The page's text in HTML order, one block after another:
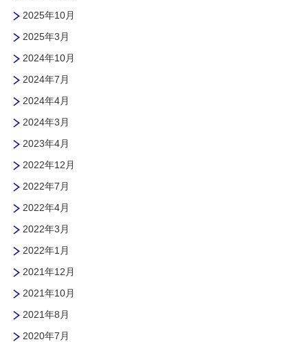
2025年10月
2025年3月
2024年10月
2024年7月
2024年4月
2024年3月
2023年4月
2022年12月
2022年7月
2022年4月
2022年3月
2022年1月
2021年12月
2021年10月
2021年8月
2020年7月